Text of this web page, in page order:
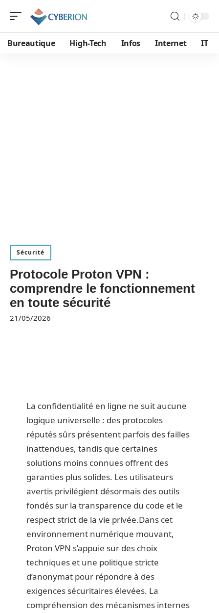
Bureautique High-Tech Infos Internet IT
Sécurité
Protocole Proton VPN :
comprendre le fonctionnement
en toute sécurité
21/05/2026
La confidentialité en ligne ne suit aucune
logique universelle : des protocoles
réputés sûrs présentent parfois des failles
inattendues, tandis que certaines
solutions moins connues offrent des
garanties plus solides. Les utilisateurs
avertis privilégient désormais des outils
fondés sur la transparence du code et le
respect strict de la vie privée.Dans cet
environnement numérique mouvant,
Proton VPN s’appuie sur des choix
techniques et une politique stricte
d’anonymat pour répondre à des
exigences sécuritaires élevées. La
compréhension des mécanismes internes